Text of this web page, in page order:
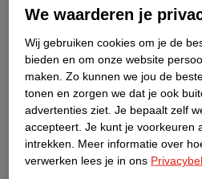
gezondheidsvraag ook is, stel hem
Stel je gezondheidsvraag
Ook in deze winkel
Kruidvat.nl ophaalpunt
Laat je bestelling snel en
We waarderen je
Wij gebruiken cookies om je de
bieden en om onze website
maken. Zo kunnen we jou de
tonen en zorgen we dat je ook
advertenties ziet. Je bepaalt zelf
accepteert. Je kunt je voorkeuren
intrekken.
Meer informatie over
verwerken lees je in ons